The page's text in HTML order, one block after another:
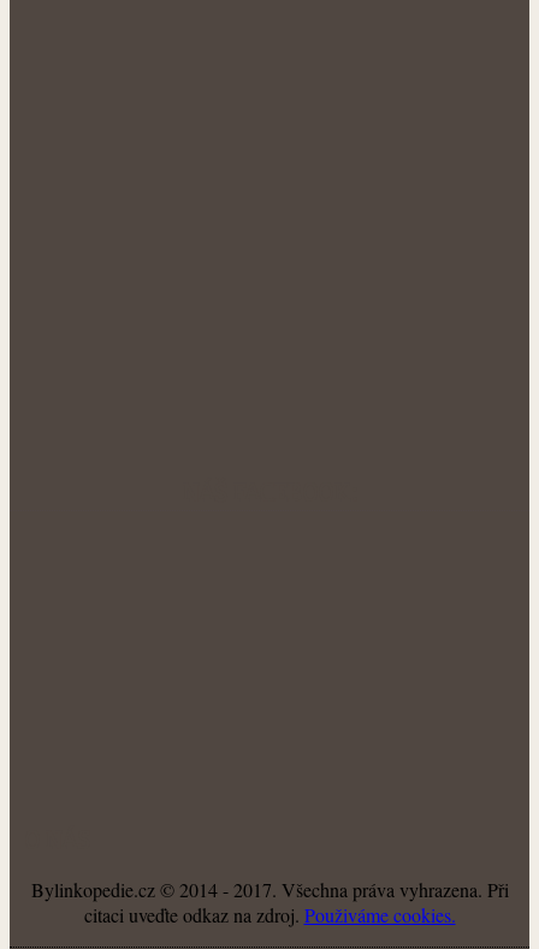
Bylinkopedie.cz © 2014 - 2017. Všechna práva vyhrazena. Při
citaci uveďte odkaz na zdroj. Použiváme cookies.